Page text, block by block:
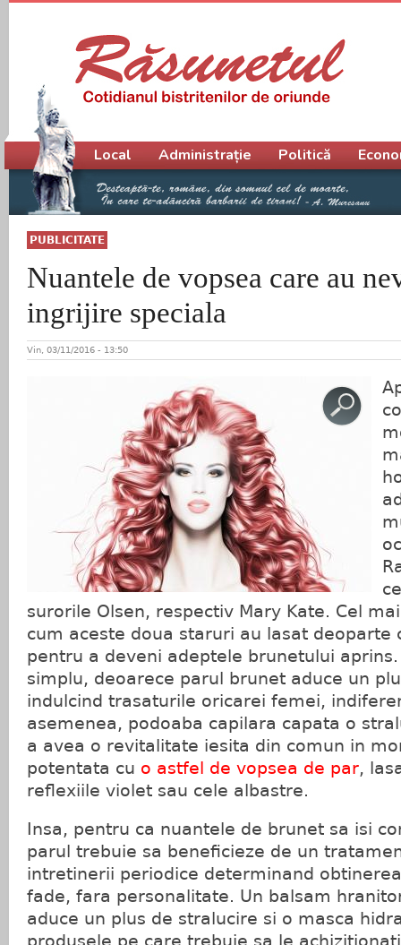
PUBLICITATE
Nuantele de vopsea care au
ingrijire speciala
Vin, 03/11/2016 - 13:50
surorile Olsen, respectiv Mary Kate. Cel
cum aceste doua staruri au lasat deoparte
pentru a deveni adeptele brunetului
simplu, deoarece parul brunet aduce un
indulcind trasaturile oricarei femei,
asemenea, podoaba capilara capata o
a avea o revitalitate iesita din comun in
potentata cu o astfel de vopsea de par,
reflexiile violet sau cele albastre.
Insa, pentru ca nuantele de brunet sa isi
parul trebuie sa beneficieze de un
intretinerii periodice determinand
fade, fara personalitate. Un balsam
aduce un plus de stralucire si o masca
produsele pe care trebuie sa le
Meniu principal
Local Administrație Politică